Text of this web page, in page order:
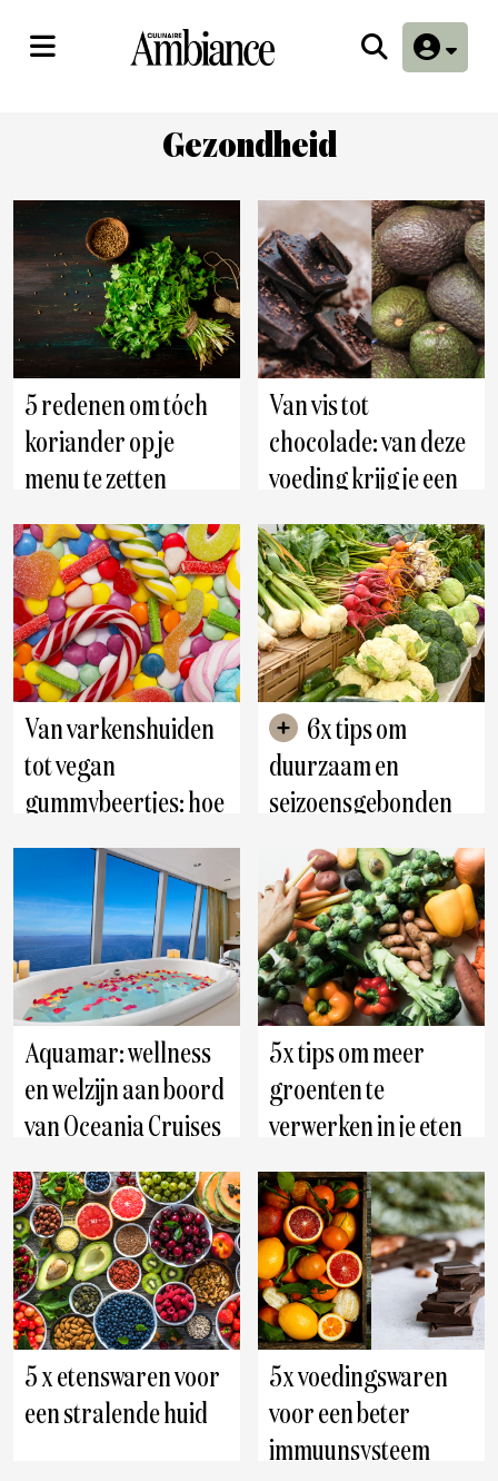
Gezondheid
5 redenen om tóch
koriander op je
menu te zetten
Van vis tot
chocolade: van deze
voeding krijg je een
gezonde huid
Van varkenshuiden
tot vegan
gummybeertjes: hoe
ongezond is snoep
duurzaam en
seizoensgebonden
te koken
Aquamar: wellness
en welzijn aan boord
van Oceania Cruises
5x tips om meer
groenten te
verwerken in je eten
5 x etenswaren voor
een stralende huid
5x voedingswaren
voor een beter
immuunsysteem